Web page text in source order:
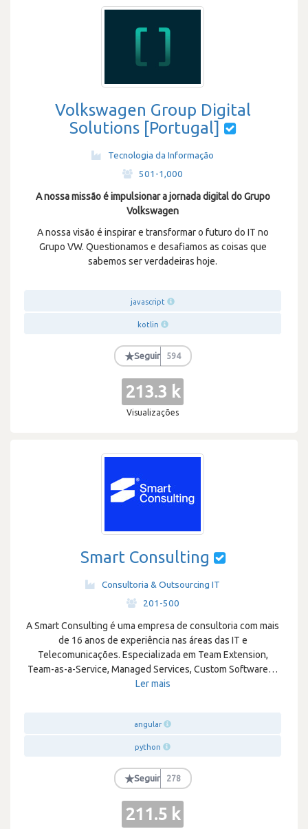
Volkswagen Group Digital
Solutions [Portugal]
Tecnologia da Informação
501-1,000
A nossa missão é impulsionar a jornada digital do Grupo
Volkswagen
A nossa visão é inspirar e transformar o futuro do IT no
Grupo VW. Questionamos e desafiamos as coisas que
sabemos ser verdadeiras hoje.
javascript
kotlin
★Seguir 594
213.3 k
Visualizações
Smart Consulting
Consultoria & Outsourcing IT
201-500
A Smart Consulting é uma empresa de consultoria com mais
de 16 anos de experiência nas áreas das IT e
Telecomunicações. Especializada em Team Extension,
Team-as-a-Service, Managed Services, Custom Software…
Ler mais
angular
python
★Seguir 278
211.5 k